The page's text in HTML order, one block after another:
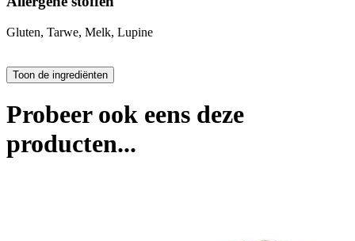
Gluten, Tarwe, Melk, Lupine
Probeer ook eens deze
producten...